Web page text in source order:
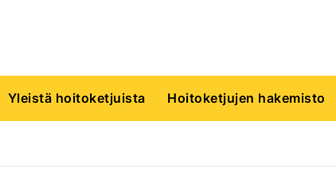
Yleistä hoitoketjuista Hoitoketjujen hakemisto